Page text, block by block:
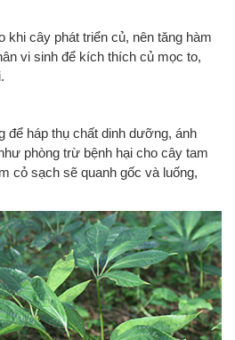
khi cây phát triển củ, nên tăng hàm
vi sinh để kích thích củ mọc to,
để háp thụ chất dinh dưỡng, ánh
phòng trừ bệnh hại cho cây tam
cỏ sạch sẽ quanh gốc và luống,